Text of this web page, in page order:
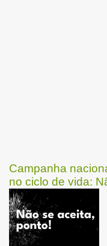
Campanha
no ciclo de vida: